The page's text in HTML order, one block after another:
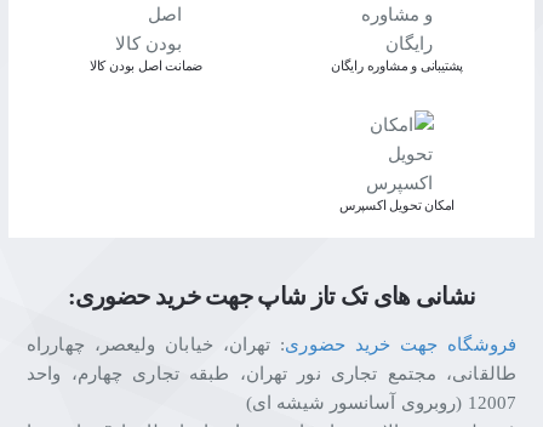
پشتیبانی و مشاوره رایگان ﺿﻤﺎﻧﺖ اﺻﻞ ﺑﻮدن ﮐﺎﻟﺎ
اﻣﮑﺎن ﺗﺤﻮﯾﻞ اﮐﺴﭙﺮس
نشانی های تک تاز شاپ جهت خرید حضوری:
فروشگاه جهت خرید حضوری: تهران، خیابان ولیعصر، چهارراه
طالقانی، مجتمع تجاری نور تهران، طبقه تجاری چهارم، واحد
12007 (روبروی آسانسور شیشه ای)